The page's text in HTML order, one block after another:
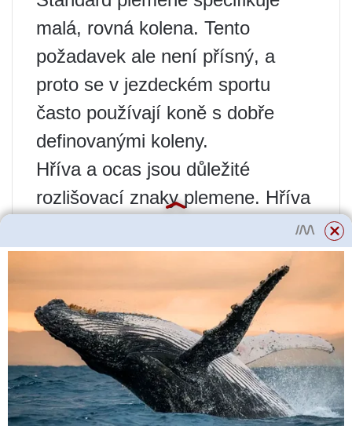
malá, rovná kolena. Tento
požadavek ale není přísný, a
proto se v jezdeckém sportu
často používají koně s dobře
definovanými koleny.
Hříva a ocas jsou důležité
rozlišovací znaky plemene. Hříva
uprostřed tmavá, na okrajích bílá.
Ofina je dlouhá, zakrývá polovinu
nebo 2/3 hlavy. Pro zdůraznění
krásné křivky krku je hříva
zastřižena. Ocas je dlouhý,
huňatý, o tón světlejší než hlavní